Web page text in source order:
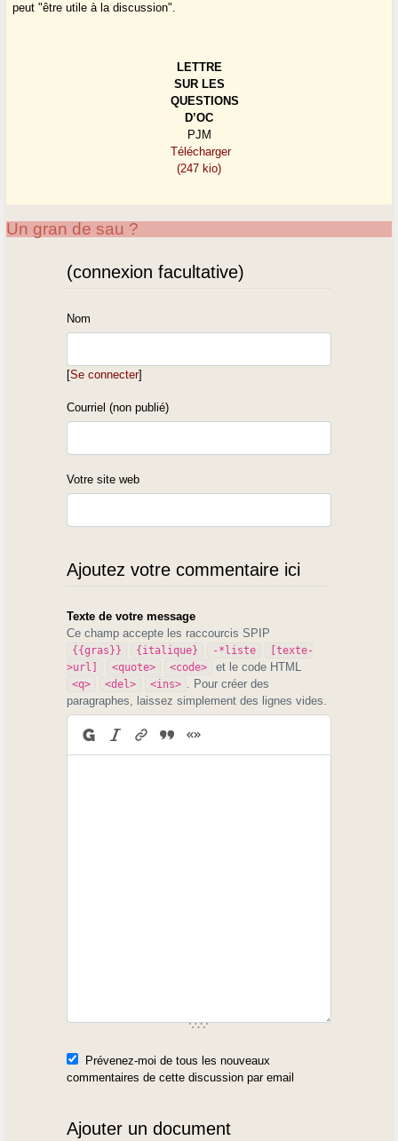
peut "être utile à la discussion".
LETTRE
SUR LES
QUESTIONS
D’OC
PJM
Télécharger
(247 kio)
Un gran de sau ?
(connexion facultative)
Nom
[Se connecter]
Courriel (non publié)
Votre site web
Ajoutez votre commentaire ici
Texte de votre message
Ce champ accepte les raccourcis SPIP
{{gras}} {italique} -*liste
[texte-
>url]
<quote> <code> et le code HTML
<q> <del> <ins>
. Pour créer des
paragraphes, laissez simplement des lignes vides.
Prévenez-moi de tous les nouveaux
commentaires de cette discussion par email
Ajouter un document